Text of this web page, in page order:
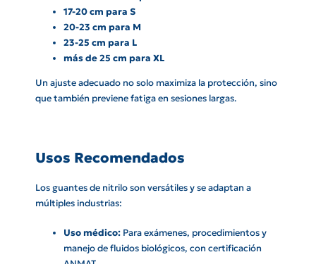
17-20 cm para S
20-23 cm para M
23-25 cm para L
más de 25 cm para XL
Un ajuste adecuado no solo maximiza la protección, sino
que también previene fatiga en sesiones largas.
Usos Recomendados
Los guantes de nitrilo son versátiles y se adaptan a
múltiples industrias:
Uso médico:Para exámenes, procedimientos y
manejo de fluidos biológicos, con certificación